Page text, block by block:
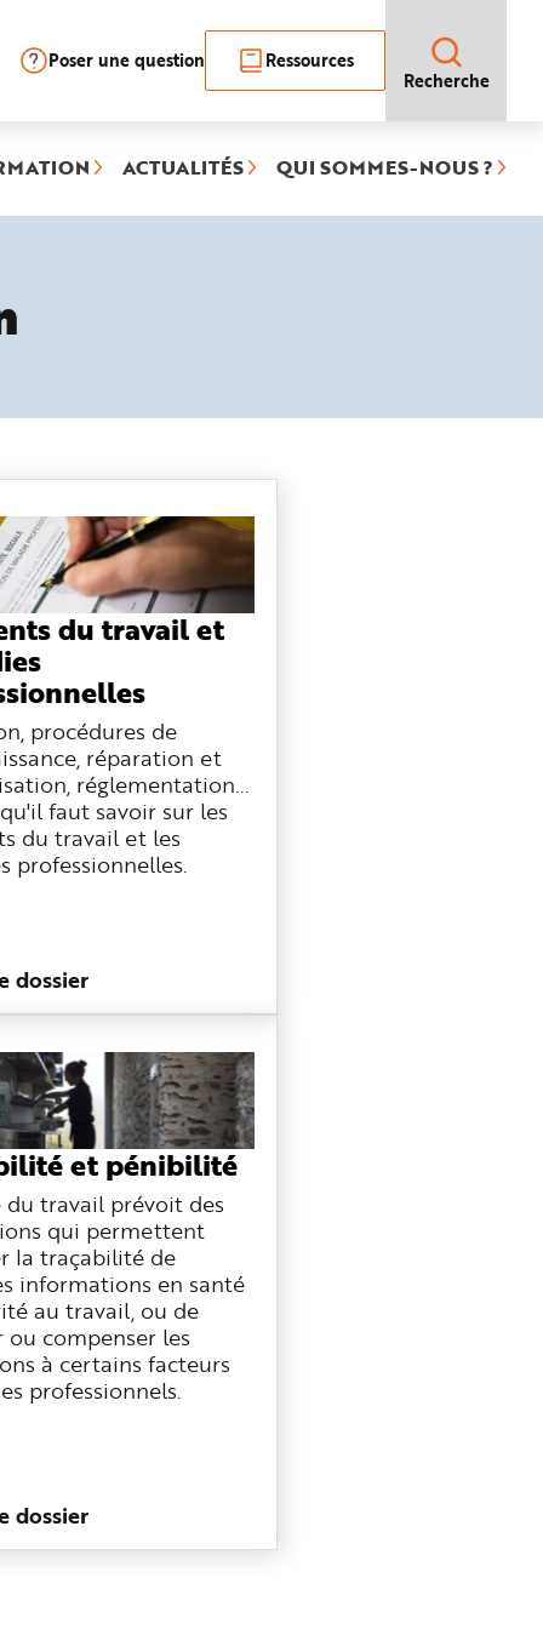
Poser une question
Ressources
Recherche
ACTUALITÉS QUI SOMMES-NOUS ?
du travail et
procédures de
réparation et
réglementation...
faut savoir sur les
du travail et les
professionnelles.
dossier
et pénibilité
du travail prévoit des
qui permettent
la traçabilité de
informations en santé
au travail, ou de
ou compenser les
à certains facteurs
professionnels.
dossier